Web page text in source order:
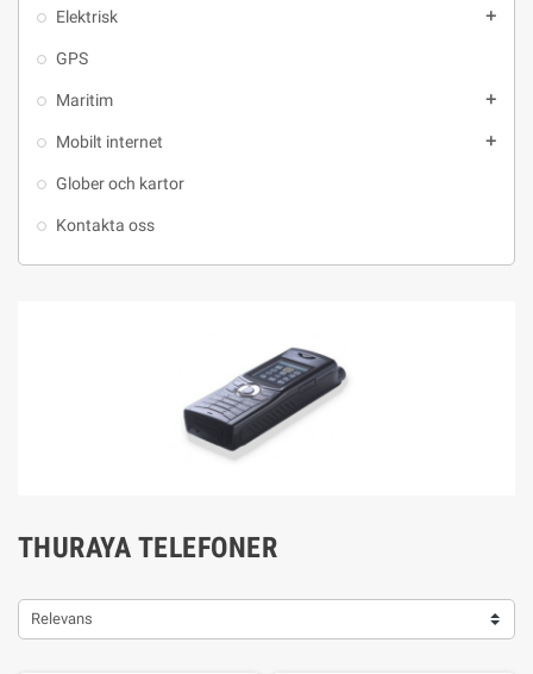
Elektrisk add
GPS
Maritim add
Mobilt internet add
Glober och kartor
Kontakta oss
THURAYA TELEFONER
Relevans